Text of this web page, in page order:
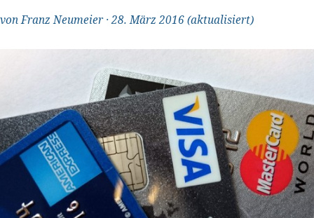
vonFranz Neumeier·28. März 2016(aktualisiert)